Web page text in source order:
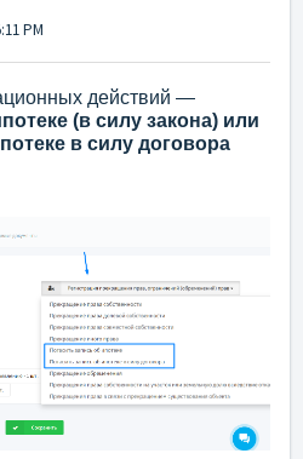
PM
действий —
(в силу закона) или
в силу договора